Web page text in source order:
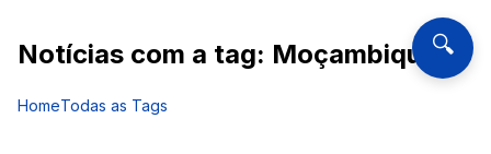
🔍
Notícias com a tag: Moçambique
HomeTodas as Tags